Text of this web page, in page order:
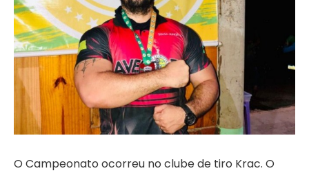
O Campeonato ocorreu no clube de tiro Krac. O